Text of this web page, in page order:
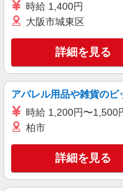
UGG
シュ
契
（社
トパ
キープ
時給 1,400円
大阪市城東区
詳細を見る
アパレル用品や雑貨のピ
時給 1,200円〜1,500
柏市
詳細を見る